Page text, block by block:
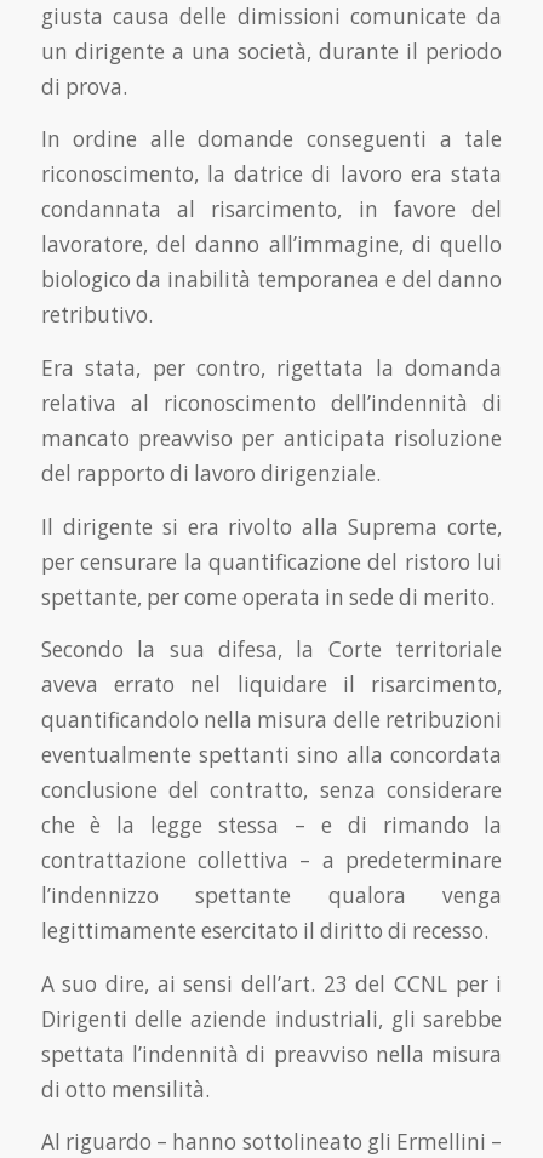
giusta causa delle dimissioni comunicate da
un dirigente a una società, durante il periodo
di prova.
In ordine alle domande conseguenti a tale
riconoscimento, la datrice di lavoro era stata
condannata al risarcimento, in favore del
lavoratore, del danno all’immagine, di quello
biologico da inabilità temporanea e del danno
retributivo.
Era stata, per contro, rigettata la domanda
relativa al riconoscimento dell’indennità di
mancato preavviso per anticipata risoluzione
del rapporto di lavoro dirigenziale.
Il dirigente si era rivolto alla Suprema corte,
per censurare la quantificazione del ristoro lui
spettante, per come operata in sede di merito.
Secondo la sua difesa, la Corte territoriale
aveva errato nel liquidare il risarcimento,
quantificandolo nella misura delle retribuzioni
eventualmente spettanti sino alla concordata
conclusione del contratto, senza considerare
che è la legge stessa – e di rimando la
contrattazione collettiva – a predeterminare
l’indennizzo spettante qualora venga
legittimamente esercitato il diritto di recesso.
A suo dire, ai sensi dell’art. 23 del CCNL per i
Dirigenti delle aziende industriali, gli sarebbe
spettata l’indennità di preavviso nella misura
di otto mensilità.
Al riguardo – hanno sottolineato gli Ermellini –